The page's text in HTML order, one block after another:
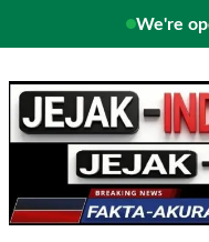
We're
to
content